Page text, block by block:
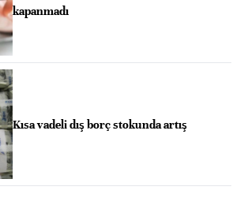
kapanmadı
Kısa vadeli dış borç stokunda artış